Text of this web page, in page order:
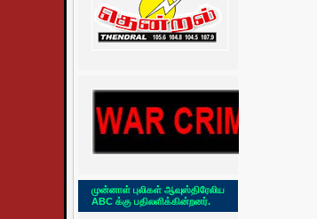
முன்னாள் புலிகள் ஆவுஸ்திரேலிய
ABC க்கு பதிலளிக்கின்றனர்.